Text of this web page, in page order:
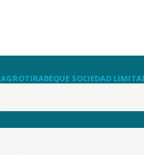
AGROTIRABEQUE SOCIEDAD